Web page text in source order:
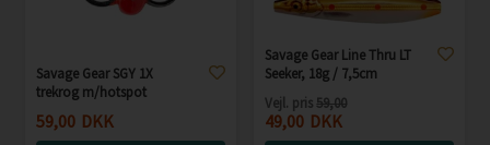
Savage Gear SGY 1X
trekrog m/hotspot
59,00 DKK
Savage Gear Line Thru LT
Seeker, 18g / 7,5cm
Vejl. pris 59,00
49,00 DKK